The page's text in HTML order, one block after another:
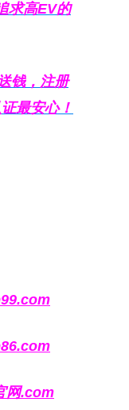
求高EV的
钱，注册
最安心！
网.com